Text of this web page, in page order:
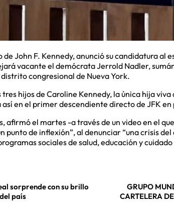
John F. Kennedy, anunció su candidatura al
vacante el demócrata Jerrold Nadler,
congresional de Nueva York.
tres hijos de Caroline Kennedy, la única hija
en el primer descendiente directo de JFK
afirmó el martes -a través de un video en el
punto de inflexión”, al denunciar “una crisis
sociales de salud, educación y
sorprende con su brillo
país
GRUPO
CARTELERA